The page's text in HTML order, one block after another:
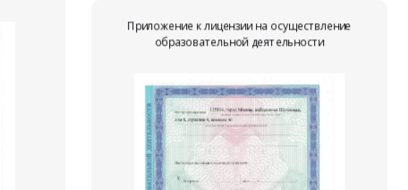
Приложение к лицензии на осуществление
образовательной деятельности